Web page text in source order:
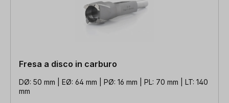
Fresa a disco in carburo
DØ: 50 mm | EØ: 64 mm | PØ: 16 mm | PL: 70 mm | LT: 140
mm